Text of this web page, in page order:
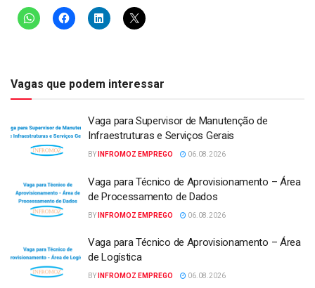
Vagas que podem interessar
Vaga para Supervisor de Manutenção de
Infraestruturas e Serviços Gerais
BY INFROMOZ EMPREGO 06.08.2026
Vaga para Técnico de Aprovisionamento – Área
de Processamento de Dados
BY INFROMOZ EMPREGO 06.08.2026
Vaga para Técnico de Aprovisionamento – Área
de Logística
BY INFROMOZ EMPREGO 06.08.2026